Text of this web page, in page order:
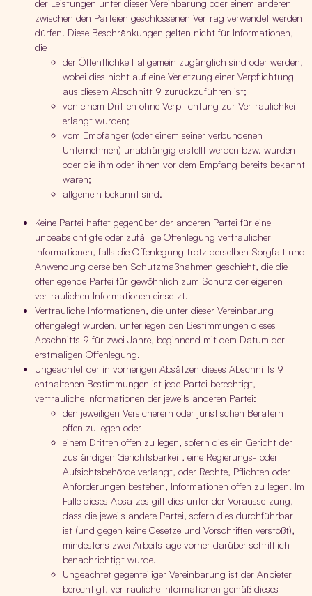
der Leistungen unter dieser Vereinbarung oder einem anderen
zwischen den Parteien geschlossenen Vertrag verwendet werden
dürfen. Diese Beschränkungen gelten nicht für Informationen,
die
der Öffentlichkeit allgemein zugänglich sind oder werden,
wobei dies nicht auf eine Verletzung einer Verpflichtung
aus diesem Abschnitt 9 zurückzuführen ist;
von einem Dritten ohne Verpflichtung zur Vertraulichkeit
erlangt wurden;
vom Empfänger (oder einem seiner verbundenen
Unternehmen) unabhängig erstellt werden bzw. wurden
oder die ihm oder ihnen vor dem Empfang bereits bekannt
waren;
allgemein bekannt sind.
Keine Partei haftet gegenüber der anderen Partei für eine
unbeabsichtigte oder zufällige Offenlegung vertraulicher
Informationen, falls die Offenlegung trotz derselben Sorgfalt und
Anwendung derselben Schutzmaßnahmen geschieht, die die
offenlegende Partei für gewöhnlich zum Schutz der eigenen
vertraulichen Informationen einsetzt.
Vertrauliche Informationen, die unter dieser Vereinbarung
offengelegt wurden, unterliegen den Bestimmungen dieses
Abschnitts 9 für zwei Jahre, beginnend mit dem Datum der
erstmaligen Offenlegung.
Ungeachtet der in vorherigen Absätzen dieses Abschnitts 9
enthaltenen Bestimmungen ist jede Partei berechtigt,
vertrauliche Informationen der jeweils anderen Partei:
den jeweiligen Versicherern oder juristischen Beratern
offen zu legen oder
einem Dritten offen zu legen, sofern dies ein Gericht der
zuständigen Gerichtsbarkeit, eine Regierungs- oder
Aufsichtsbehörde verlangt, oder Rechte, Pflichten oder
Anforderungen bestehen, Informationen offen zu legen. Im
Falle dieses Absatzes gilt dies unter der Voraussetzung,
dass die jeweils andere Partei, sofern dies durchführbar
ist (und gegen keine Gesetze und Vorschriften verstößt),
mindestens zwei Arbeitstage vorher darüber schriftlich
benachrichtigt wurde.
Ungeachtet gegenteiliger Vereinbarung ist der Anbieter
berechtigt, vertrauliche Informationen gemäß dieses